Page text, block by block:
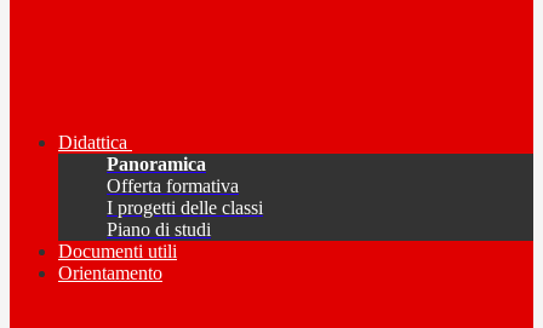
Didattica
Panoramica
Offerta formativa
I progetti delle classi
Piano di studi
Documenti utili
Orientamento